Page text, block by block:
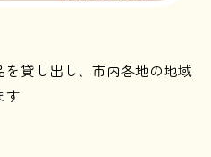
貸し出し、市内各地の地域
す